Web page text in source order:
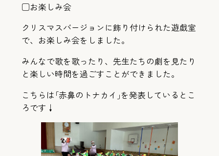
□お楽しみ会
クリスマスバージョンに飾り付けられた遊戯室
で、お楽しみ会をしました。
みんなで歌を歌ったり、先生たちの劇を見たり
と楽しい時間を過ごすことができました。
こちらは｢赤鼻のトナカイ｣を発表しているとこ
ろです↓